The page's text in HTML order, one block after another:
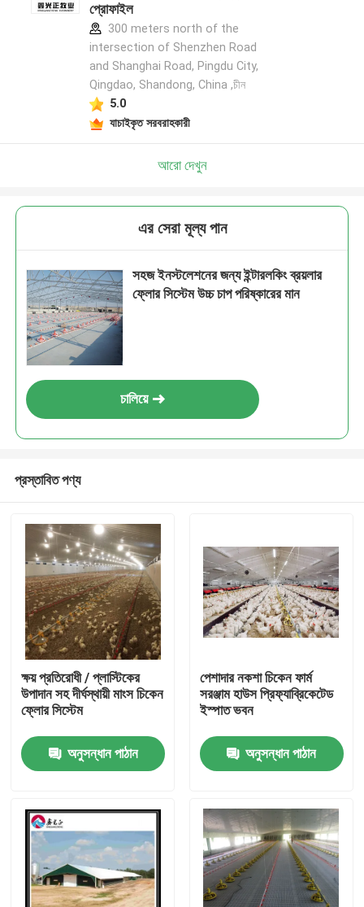
পণ্য
আমাদের সম্বন্ধে
প্রোফাইল
300 meters north of the
intersection of Shenzhen Road
and Shanghai Road, Pingdu City,
Qingdao, Shandong, China ,চীন
5.0
যাচাইকৃত সরবরাহকারী
আরো দেখুন
এর সেরা মূল্য পান
সহজ ইনস্টলেশনের জন্য ইন্টারলকিং ব্রয়লার
ফ্লোর সিস্টেম উচ্চ চাপ পরিষ্কারের মান
চালিয়ে
প্রস্তাবিত পণ্য
ক্ষয় প্রতিরোধী / প্লাস্টিকের
উপাদান সহ দীর্ঘস্থায়ী মাংস চিকেন
ফ্লোর সিস্টেম
অনুসন্ধান পাঠান
পেশাদার নকশা চিকেন ফার্ম
সরঞ্জাম হাউস প্রিফ্যাব্রিকেটেড
ইস্পাত ভবন
অনুসন্ধান পাঠান